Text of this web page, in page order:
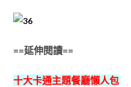
==延伸閱讀==
十大卡通主題餐廳懶人包